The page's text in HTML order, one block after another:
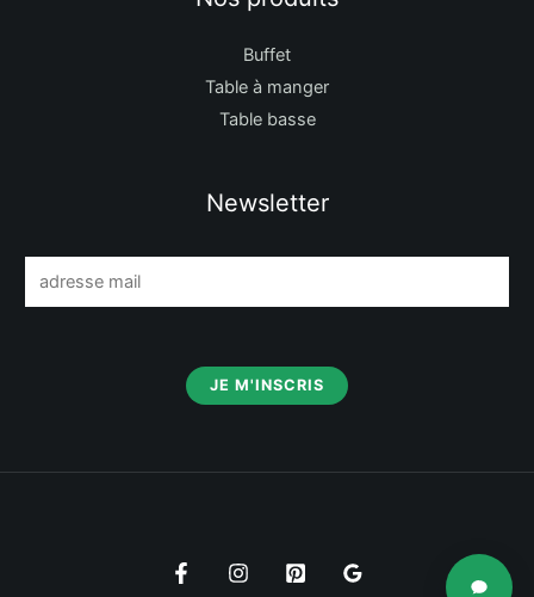
Buffet
Table à manger
Table basse
Newsletter
m
JE M'INSCRIS